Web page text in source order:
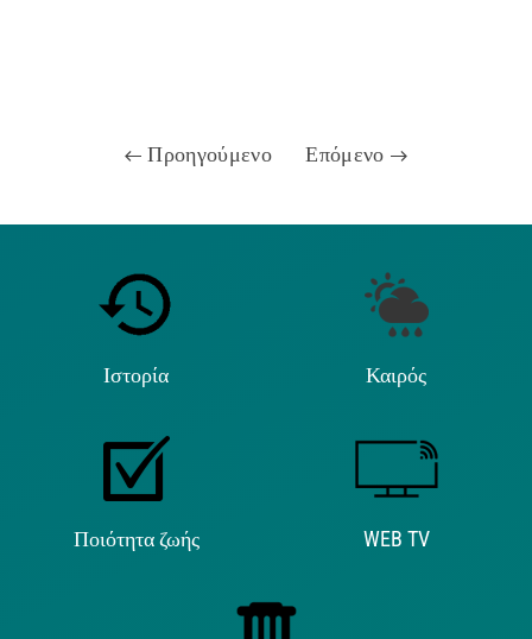
Προηγούμενο Επόμενο
Ιστορία Καιρός
Ποιότητα ζωής WEB TV